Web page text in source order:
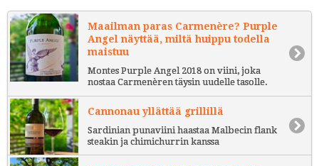
Maailman paras Carmenère? Purple
Angel näyttää, miltä huippu todella
maistuu
Montes Purple Angel 2018 on viini, joka
nostaa Carmenèren täysin uudelle tasolle.
Cannonau yllättää grillillä
Sardinian punaviini haastaa Malbecin flank
steakin ja chimichurrin kanssa